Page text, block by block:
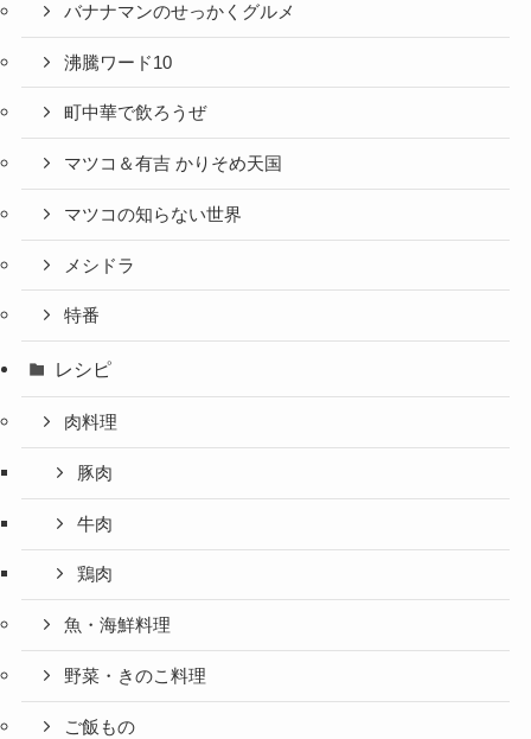
バナナマンのせっかくグルメ
沸騰ワード10
町中華で飲ろうぜ
マツコ＆有吉 かりそめ天国
マツコの知らない世界
メシドラ
特番
レシピ
肉料理
豚肉
牛肉
鶏肉
魚・海鮮料理
野菜・きのこ料理
ご飯もの